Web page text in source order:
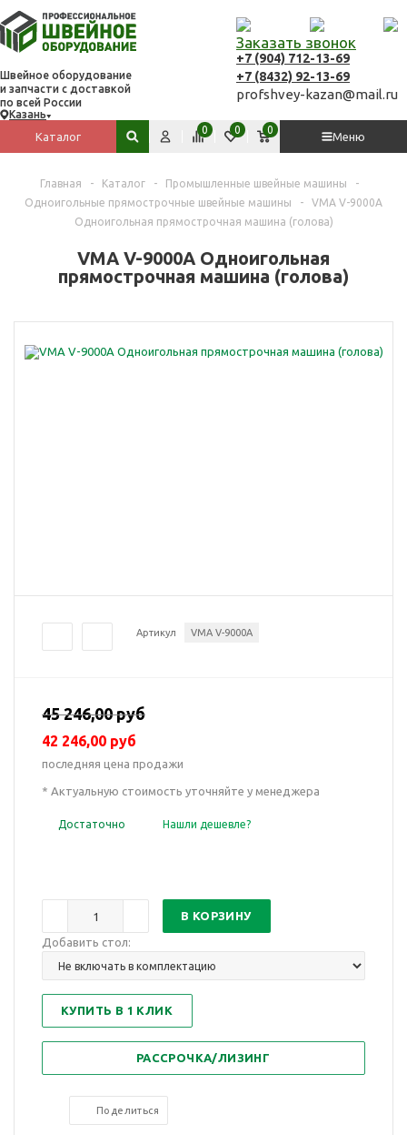
Швейное оборудование
и запчасти с доставкой
по всей России
Казань
Заказать звонок
+7 (904) 712-13-69
+7 (8432) 92-13-69
profshvey-kazan@mail.ru
Каталог
Меню
Поиск по сайту
Сравнить
0 Избранное
0 Корзина
0
Главная - Каталог - Промышленные швейные машины
-
Одноигольные прямострочные швейные машины
-
VMA V-9000А
Одноигольная прямострочная машина (голова)
VMA V-9000А Одноигольная
прямострочная машина (голова)
Артикул VMA V-9000A
45 246,00 руб
42 246,00 руб
последняя цена продажи
* Актуальную стоимость уточняйте у менеджера
Достаточно Нашли дешевле?
В КОРЗИНУ
Добавить стол:
КУПИТЬ В 1 КЛИК
РАССРОЧКА/ЛИЗИНГ
Поделиться